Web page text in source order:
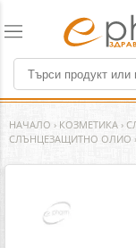
НАЧАЛО › КОЗМЕТИКА ›
СЛЪНЦЕЗАЩИТНО ОЛИО ›